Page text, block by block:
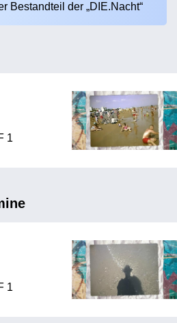
Bestandteil der „DIE.Nacht“
1
1